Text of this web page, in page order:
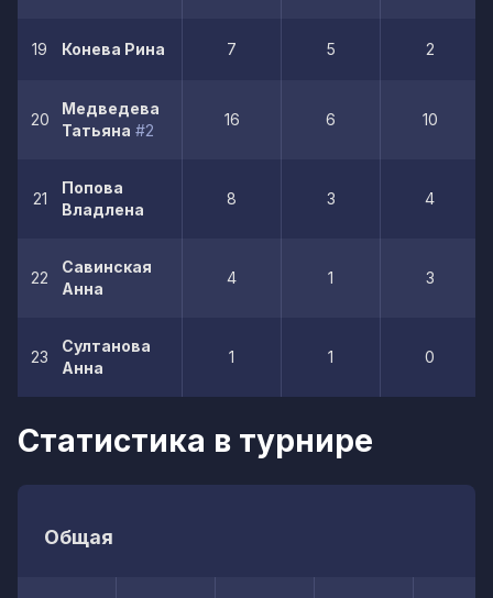
19 Конева Рина 7 5 2
20
Медведева
Татьяна #2
16 6 10
21
Попова
Владлена
8 3 4
22
Савинская
Анна
4 1 3
23
Султанова
Анна
1 1 0
Статистика в турнире
Общая